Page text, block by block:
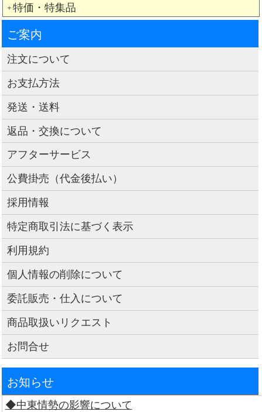
＋ 特価・特集品
ご案内
注文について
お支払方法
発送・送料
返品・交換について
アフターサービス
公費掛売（代金後払い）
採用情報
特定商取引法に基づく表示
利用規約
個人情報の削除について
委託販売・仕入について
商品取扱いリクエスト
お問合せ
お知らせ
◆中東情勢の影響について